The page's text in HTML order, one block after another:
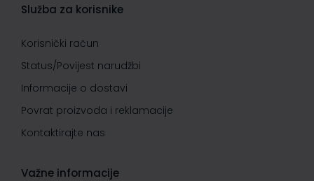
Služba za korisnike
Korisnički račun
Status/Povijest narudžbi
Informacije o dostavi
Povrat proizvoda i reklamacije
Kontaktirajte nas
Važne informacije